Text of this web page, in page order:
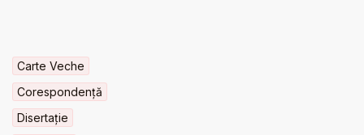
Carte Veche
Corespondență
Disertație